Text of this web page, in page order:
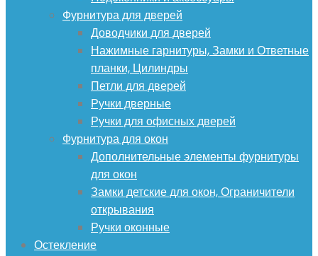
Фурнитура для дверей
Доводчики для дверей
Нажимные гарнитуры, Замки и Ответные
планки, Цилиндры
Петли для дверей
Ручки дверные
Ручки для офисных дверей
Фурнитура для окон
Дополнительные элементы фурнитуры
для окон
Замки детские для окон, Ограничители
открывания
Ручки оконные
Остекление